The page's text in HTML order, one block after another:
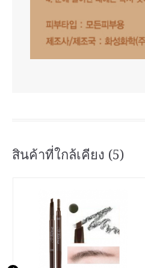
สินค้าที่ใกล้เคียง (5)